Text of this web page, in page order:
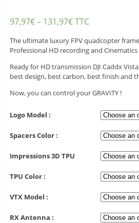
97,97€– 131,97€TTC
The ultimate luxury FPV quadcopter
Professional HD recording and Cinematics
Ready for HD transmission DJI Caddx
best design, best carbon, best finish and
Now, you can control your GRAVITY !
Logo Model :
Spacers Color :
Impressions 3D TPU
TPU Color :
VTX Model :
RX Antenna :